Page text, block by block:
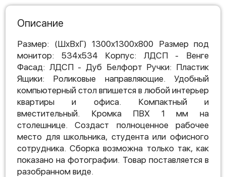
Описание
Размер: (ШхВхГ) 1300x1300x800 Размер под
монитор: 534x534 Корпус: ЛДСП - Венге
Фасад: ЛДСП - Дуб Белфорт Ручки: Пластик
Ящики: Роликовые направляющие. Удобный
компьютерный стол впишется в любой интерьер
квартиры и офиса. Компактный и
вместительный. Кромка ПВХ 1 мм на
столешнице. Создаст полноценное рабочее
место для школьника, студента или офисного
сотрудника. Сборка возможна только так, как
показано на фотографии. Товар поставляется в
разобранном виде.